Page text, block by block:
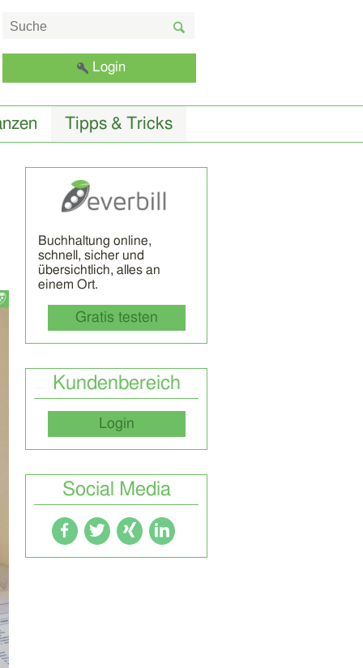
Login
Tipps & Tricks
Buchhaltung online,
schnell, sicher und
übersichtlich, alles an
einem Ort.
Gratis testen
Kundenbereich
Login
Social Media